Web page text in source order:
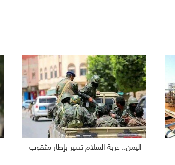
اليمن.. عربة السلام تسير بإطار مثقوب